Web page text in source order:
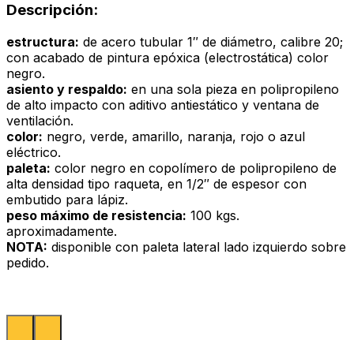
Descripción:
estructura: de acero tubular 1″ de diámetro, calibre 20;
con acabado de pintura epóxica (electrostática) color
negro.
asiento y respaldo: en una sola pieza en polipropileno
de alto impacto con aditivo antiestático y ventana de
ventilación.
color: negro, verde, amarillo, naranja, rojo o azul
eléctrico.
paleta: color negro en copolímero de polipropileno de
alta densidad tipo raqueta, en 1/2″ de espesor con
embutido para lápiz.
peso máximo de resistencia: 100 kgs.
aproximadamente.
NOTA: disponible con paleta lateral lado izquierdo sobre
pedido.